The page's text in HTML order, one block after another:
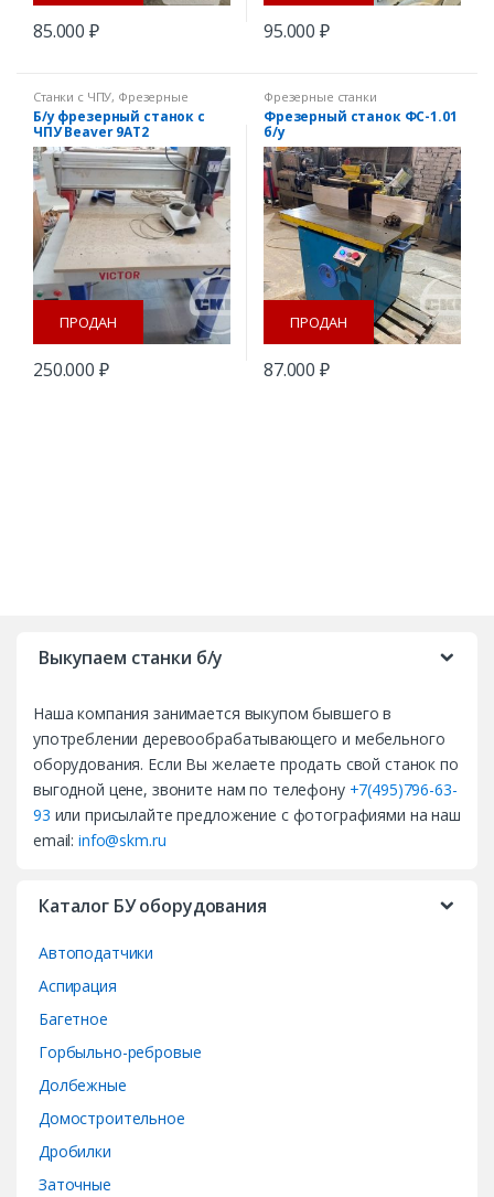
85.000₽ 95.000₽
Станки с ЧПУ, Фрезерные
станки
Б/у фрезерный станок с
ЧПУ Beaver 9AT2
ПРОДАН
250.000 ₽
Фрезерные станки
Фрезерный станок ФС-1.01
б/у
ПРОДАН
87.000₽
Выкупаем станки б/у
Наша компания занимается выкупом бывшего в
употреблении деревообрабатывающего и мебельного
оборудования. Если Вы желаете продать свой станок по
выгодной цене, звоните нам по телефону +7(495)796-63-
93 или присылайте предложение с фотографиями на наш
email:info@skm.ru
Каталог БУ оборудования
Автоподатчики
Аспирация
Багетное
Горбыльно-ребровые
Долбежные
Домостроительное
Дробилки
Заточные